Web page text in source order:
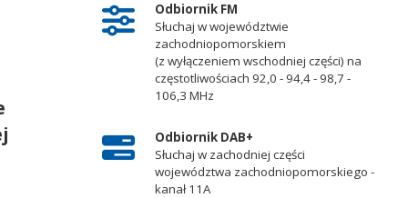
Odbiornik FM
Słuchaj w województwie
zachodniopomorskiem
(z wyłączeniem wschodniej części) na
częstotliwościach 92,0 - 94,4 - 98,7 -
106,3 MHz
Odbiornik DAB+
Słuchaj w zachodniej części
województwa zachodniopomorskiego -
kanał 11A